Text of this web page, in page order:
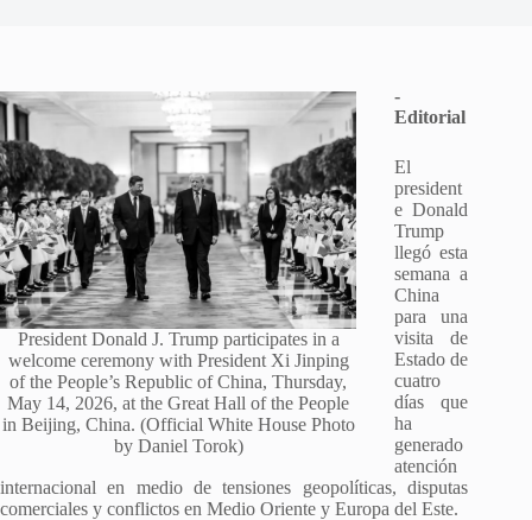
President Donald J. Trump participates in a
welcome ceremony with President Xi Jinping
of the People’s Republic of China, Thursday,
May 14, 2026, at the Great Hall of the People
in Beijing, China. (Official White House Photo
by Daniel Torok)
-
Editorial
El
president
e Donald
Trump
llegó esta
semana a
China
para una
visita de
Estado de
cuatro
días que
ha
generado
atención
internacional en medio de tensiones geopolíticas, disputas
comerciales y conflictos en Medio Oriente y Europa del Este.